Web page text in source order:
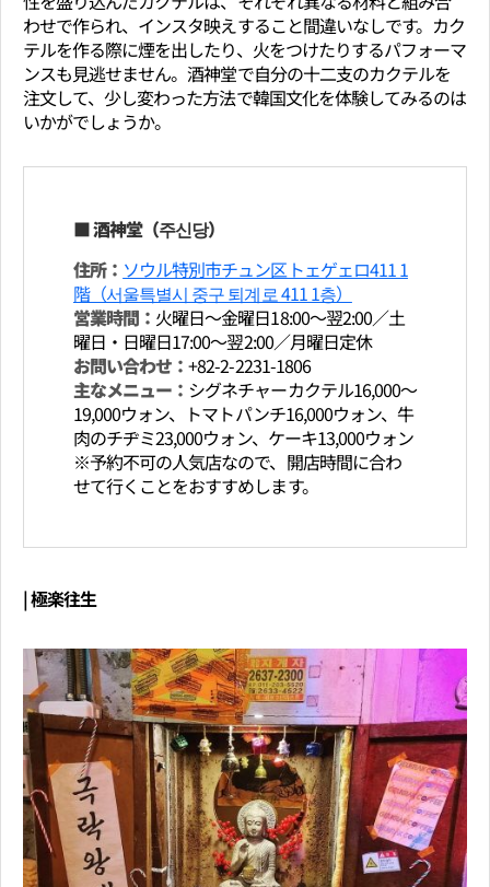
わせで作られ、インスタ映えすること間違いなしです。カク
テルを作る際に煙を出したり、火をつけたりするパフォーマ
ンスも見逃せません。酒神堂で自分の十二支のカクテルを
注文して、少し変わった方法で韓国文化を体験してみるのは
いかがでしょうか。
■ 酒神堂（주신당）
住所： ソウル特別市チュン区トェゲェロ411 1
階（서울특별시 중구 퇴계로 411 1층）
営業時間： 火曜日～金曜日18:00～翌2:00／土
曜日・日曜日17:00～翌2:00／月曜日定休
お問い合わせ：+82-2-2231-1806
主なメニュー： シグネチャーカクテル16,000～
19,000ウォン、トマトパンチ16,000ウォン、牛
肉のチヂミ23,000ウォン、ケーキ13,000ウォン
※予約不可の人気店なので、開店時間に合わ
せて行くことをおすすめします。
| 極楽往生